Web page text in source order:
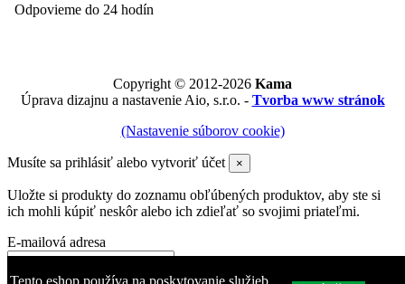
Tento eshop používa na poskytovanie služieb,
Odpovieme do 24 hodín
Copyright © 2012-2026 Kama
Úprava dizajnu a nastavenie Aio, s.r.o. - Tvorba www stránok
(Nastavenie súborov cookie)
Musíte sa prihlásiť alebo vytvoriť účet ×
Uložte si produkty do zoznamu obľúbených produktov, aby ste si
ich mohli kúpiť neskôr alebo ich zdieľať so svojimi priateľmi.
E-mailová adresa
Heslo